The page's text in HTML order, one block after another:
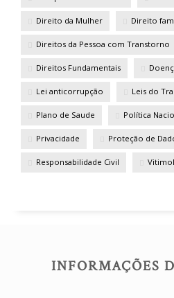
Direito da Mulher Direito
Direitos da Pessoa com Transtorno
Direitos Fundamentais
Lei anticorrupção Leis do
Plano de Saude Política
Privacidade Proteção de
Responsabilidade Civil
INFORMAÇÕES